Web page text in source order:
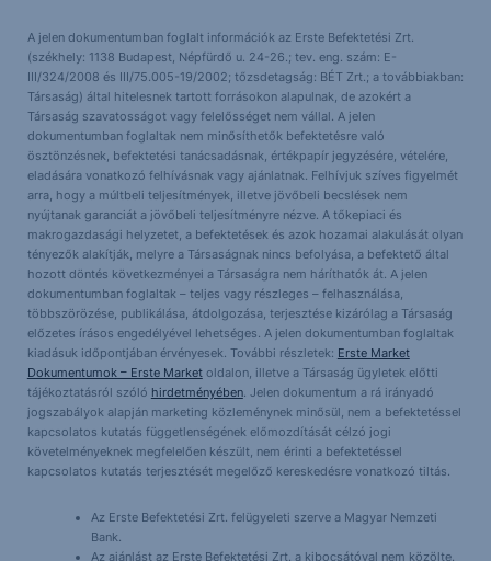
A jelen dokumentumban foglalt információk az Erste Befektetési Zrt.
(székhely: 1138 Budapest, Népfürdő u. 24-26.; tev. eng. szám: E-
III/324/2008 és III/75.005-19/2002; tőzsdetagság: BÉT Zrt.; a továbbiakban:
Társaság) által hitelesnek tartott forrásokon alapulnak, de azokért a
Társaság szavatosságot vagy felelősséget nem vállal. A jelen
dokumentumban foglaltak nem minősíthetők befektetésre való
ösztönzésnek, befektetési tanácsadásnak, értékpapír jegyzésére, vételére,
eladására vonatkozó felhívásnak vagy ajánlatnak. Felhívjuk szíves figyelmét
arra, hogy a múltbeli teljesítmények, illetve jövőbeli becslések nem
nyújtanak garanciát a jövőbeli teljesítményre nézve. A tőkepiaci és
makrogazdasági helyzetet, a befektetések és azok hozamai alakulását olyan
tényezők alakítják, melyre a Társaságnak nincs befolyása, a befektető által
hozott döntés következményei a Társaságra nem háríthatók át. A jelen
dokumentumban foglaltak – teljes vagy részleges – felhasználása,
többszörözése, publikálása, átdolgozása, terjesztése kizárólag a Társaság
előzetes írásos engedélyével lehetséges. A jelen dokumentumban foglaltak
kiadásuk időpontjában érvényesek. További részletek: Erste Market
Dokumentumok – Erste Marketoldalon, illetve a Társaság ügyletek előtti
tájékoztatásról szóló hirdetményében. Jelen dokumentum a rá irányadó
jogszabályok alapján marketing közleménynek minősül, nem a befektetéssel
kapcsolatos kutatás függetlenségének előmozdítását célzó jogi
követelményeknek megfelelően készült, nem érinti a befektetéssel
kapcsolatos kutatás terjesztését megelőző kereskedésre vonatkozó tiltás.
Az Erste Befektetési Zrt. felügyeleti szerve a Magyar Nemzeti
Bank.
Az ajánlást az Erste Befektetési Zrt. a kibocsátóval nem közölte.